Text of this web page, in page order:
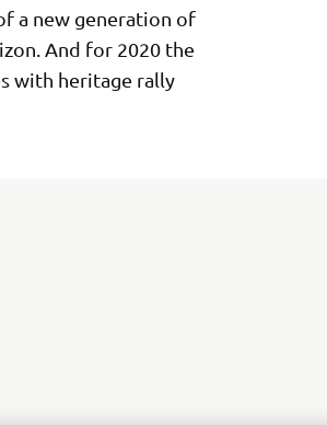
a new generation of
And for 2020 the
with heritage rally